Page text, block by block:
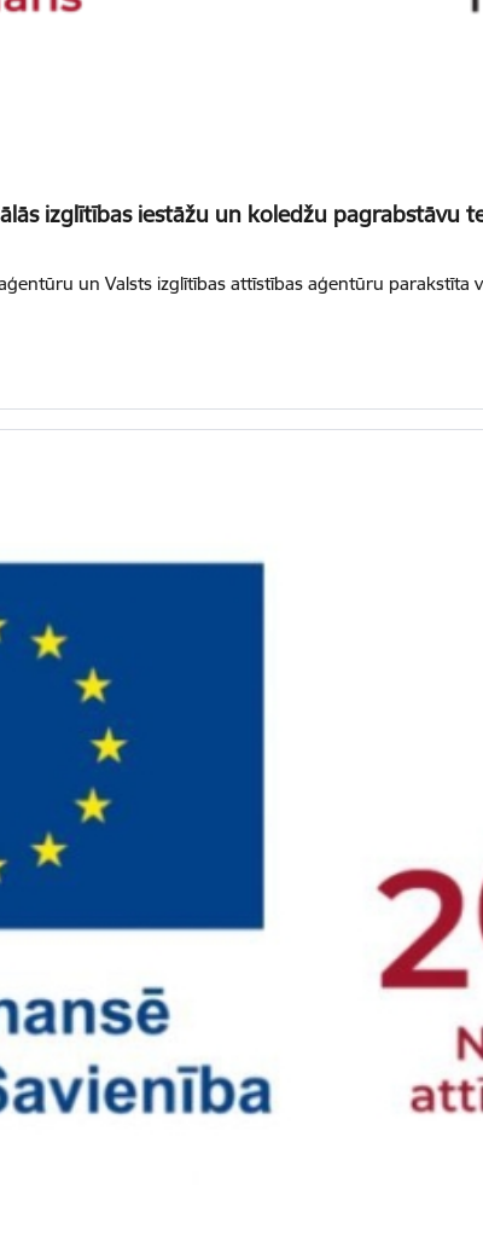
izglītības iestāžu un koledžu pagrabstāvu
un Valsts izglītības attīstības aģentūru parakstīta